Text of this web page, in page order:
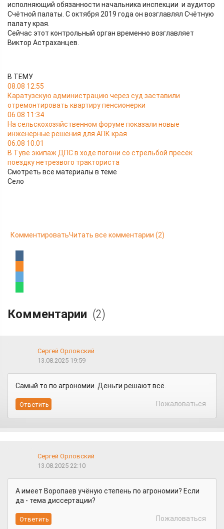
исполняющий обязанности начальника инспекции и аудитор
Счётной палаты. С октября 2019 года он возглавлял Счётную
палату края.
Сейчас этот контрольный орган временно возглавляет
Виктор Астраханцев.
В ТЕМУ
08.08 12:55
Каратузскую администрацию через суд заставили
отремонтировать квартиру пенсионерки
06.08 11:34
На сельскохозяйственном форуме показали новые
инженерные решения для АПК края
06.08 10:01
В Туве экипаж ДПС в ходе погони со стрельбой пресёк
поездку нетрезвого тракториста
Смотреть все материалы в теме
Село
КомментироватьЧитать все комментарии (2)
Комментарии (2)
Сергей Орловский
13.08.2025 19:59
Самый то по агрономии. Деньги решают всё.
Пожаловаться
Сергей Орловский
13.08.2025 22:10
А имеет Воропаев учёную степень по агрономии? Если
да - тема диссертации?
Пожаловаться